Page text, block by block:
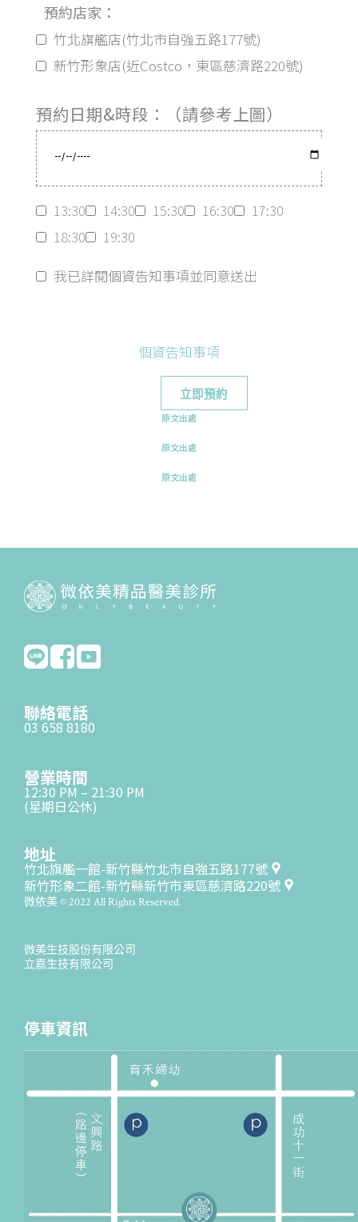
預約店家：
竹北旗艦店(竹北市自強五路177號)
新竹形象店(近Costco，東區慈濟路220號)
預約日期&時段：（請參考上圖）
13:30 14:30 15:30 16:30
17:30
18:30
19:30
我已詳閱個資告知事項並同意送出
個資告知事項
原文出處
原文出處
原文出處
聯絡電話
03 658 8180
營業時間
12:30 PM – 21:30 PM
(星期日公休)
地址
竹北旗艦一館-新竹縣竹北市自強五路177號
新竹形象二館-新竹縣新竹市東區慈濟路220號
微依美 © 2022 All Rights Reserved.
微美生技股份有限公司
立嘉生技有限公司
停車資訊